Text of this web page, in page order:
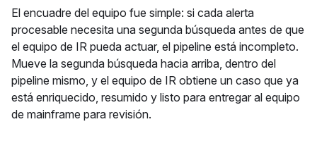
El encuadre del equipo fue simple: si cada alerta
procesable necesita una segunda búsqueda antes de que
el equipo de IR pueda actuar, el pipeline está incompleto.
Mueve la segunda búsqueda hacia arriba, dentro del
pipeline mismo, y el equipo de IR obtiene un caso que ya
está enriquecido, resumido y listo para entregar al equipo
de mainframe para revisión.